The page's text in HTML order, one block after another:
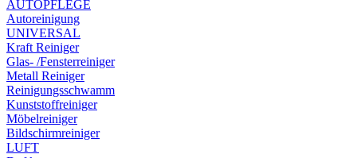
AUTOPFLEGE
Autoreinigung
UNIVERSAL
Kraft Reiniger
Glas- /Fensterreiniger
Metall Reiniger
Reinigungsschwamm
Kunststoffreiniger
Möbelreiniger
Bildschirmreiniger
LUFT